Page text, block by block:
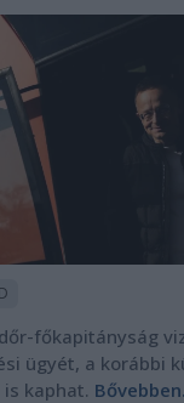
főkapitányság
ügyét, a korábbi
kaphat.